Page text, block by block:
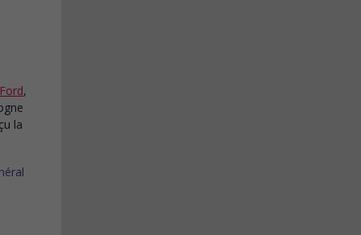
,
la